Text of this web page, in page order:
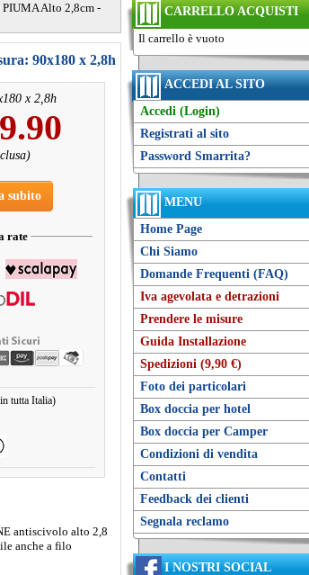
CARRELLO ACQUISTI
Il carrello è vuoto
ACCEDI AL SITO
Accedi (Login)
Registrati al sito
Password Smarrita?
MENU
Home Page
Chi Siamo
Domande Frequenti (FAQ)
Iva agevolata e detrazioni
Prendere le misure
Guida Installazione
Spedizioni (9,90 €)
Foto dei particolari
Box doccia per hotel
Box doccia per Camper
Condizioni di vendita
Contatti
Feedback dei clienti
Segnala reclamo
I NOSTRI SOCIAL
Alto 2,8cm -
90x180 x 2,8h
x 2,8h
subito
rate
tutta Italia)
antiscivolo alto 2,8
anche a filo